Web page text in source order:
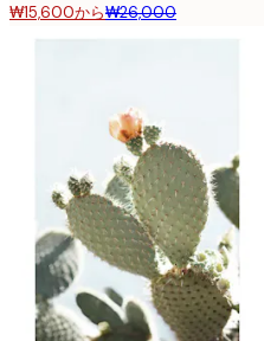
₩15,600から₩26,000